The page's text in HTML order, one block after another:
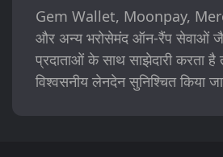
Gem Wallet, Moonpay,
और अन्य भरोसेमंद ऑन-रैंप सेवाओं
प्रदाताओं के साथ साझेदारी करता है
विश्वसनीय लेनदेन सुनिश्चित किया